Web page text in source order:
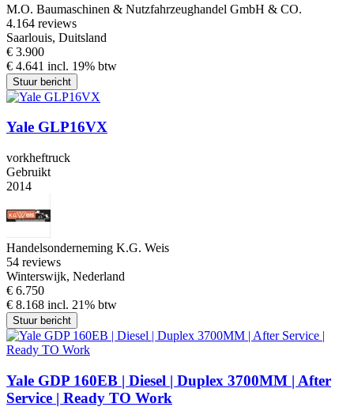
M.O. Baumaschinen & Nutzfahrzeughandel GmbH & CO.
4.164 reviews
Saarlouis, Duitsland
€ 3.900
€ 4.641 incl. 19% btw
Stuur bericht
Yale GLP16VX
vorkheftruck
Gebruikt
2014
Handelsonderneming K.G. Weis
54 reviews
Winterswijk, Nederland
€ 6.750
€ 8.168 incl. 21% btw
Stuur bericht
Yale GDP 160EB | Diesel | Duplex 3700MM | After
Service | Ready TO Work